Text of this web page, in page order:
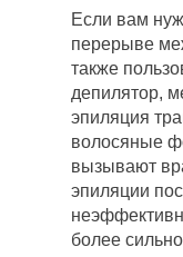
Если вам
перерыве
также
депилятор,
эпиляция
волосяные
вызывают
эпиляции
более